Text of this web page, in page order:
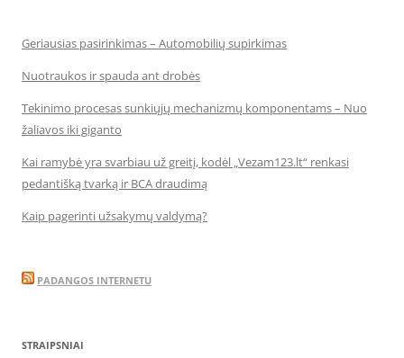
Geriausias pasirinkimas – Automobilių supirkimas
Nuotraukos ir spauda ant drobės
Tekinimo procesas sunkiųjų mechanizmų komponentams – Nuo
žaliavos iki giganto
Kai ramybė yra svarbiau už greitį, kodėl „Vezam123.lt“ renkasi
pedantišką tvarką ir BCA draudimą
Kaip pagerinti užsakymų valdymą?
PADANGOS INTERNETU
STRAIPSNIAI